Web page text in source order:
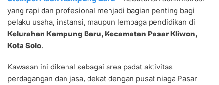
FLASH
KAMPUNG
CEPAT
yang rapi dan profesional menjadi bagian penting bagi
pelaku usaha, instansi, maupun lembaga pendidikan di
Kelurahan Kampung Baru, Kecamatan Pasar Kliwon,
Kota Solo.
Kawasan ini dikenal sebagai area padat aktivitas
perdagangan dan jasa, dekat dengan pusat niaga Pasar